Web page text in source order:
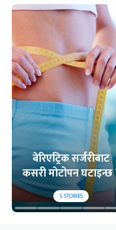
बेरिएट्रिक सर्जरीबाट
कसरी मोटोपन घटाइन्छ
5STORIES